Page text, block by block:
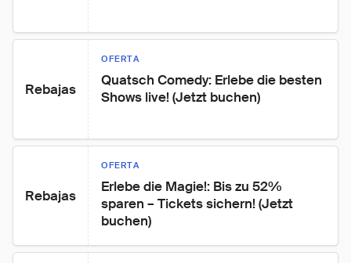
Rebajas
OFERTA
Quatsch Comedy: Erlebe die besten
Shows live! (Jetzt buchen)
Rebajas
OFERTA
Erlebe die Magie!: Bis zu 52%
sparen – Tickets sichern! (Jetzt
buchen)